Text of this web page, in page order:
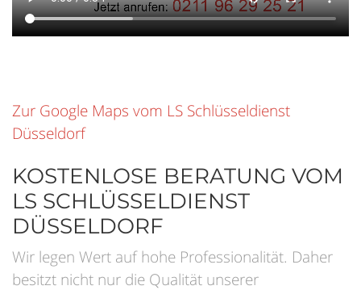
Zur Google Maps vom LS Schlüsseldienst
Düsseldorf
KOSTENLOSE BERATUNG VOM
LS SCHLÜSSELDIENST
DÜSSELDORF
Wir legen Wert auf hohe Professionalität. Daher
besitzt nicht nur die Qualität unserer